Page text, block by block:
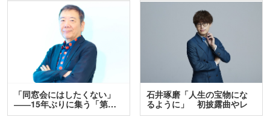
「同窓会にはしたくない」
――15年ぶりに集う「第…
石井琢磨「人生の宝物にな
るように」 初披露曲やレ
ア…